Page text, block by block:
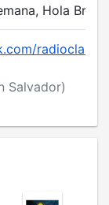
Salvador)
Hola Brasil.